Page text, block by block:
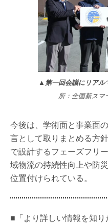
▲第一回会議にリアル
所：全国新スマ
今後は、学術面と事業面
言として取りまとめる方
で設計するフェーズフリ
域物流の持続性向上や防
位置付けられている。
■「より詳しい情報を知